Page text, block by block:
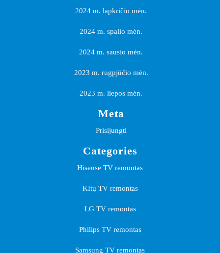
2024 m. lapkričio mėn.
2024 m. spalio mėn.
2024 m. sausio mėn.
2023 m. rugpjūčio mėn.
2023 m. liepos mėn.
Meta
Prisijungti
Categories
Hisense TV remontas
KItų TV remontas
LG TV remontas
Philips TV remontas
Samsung TV remontas